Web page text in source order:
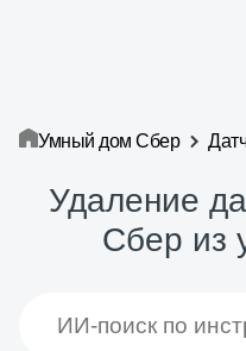
Умный дом Сбер
Удаление
Сбер из